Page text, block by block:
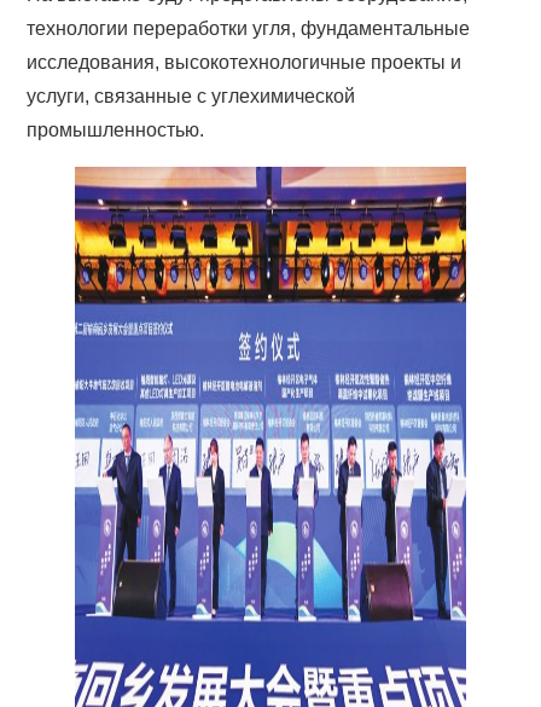
технологии переработки угля, фундаментальные
исследования, высокотехнологичные проекты и
услуги, связанные с углехимической
промышленностью.